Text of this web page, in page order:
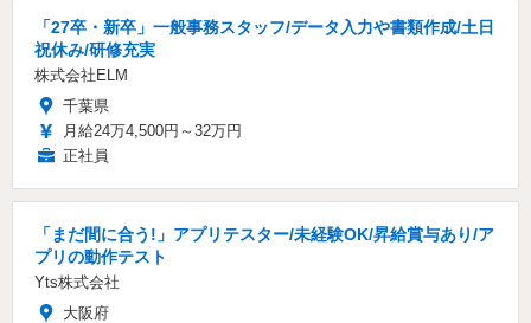
「27卒・新卒」一般事務スタッフ/データ入力や書類作成/土日
祝休み/研修充実
株式会社ELM
千葉県
月給24万4,500円～32万円
正社員
「まだ間に合う!」アプリテスター/未経験OK/昇給賞与あり/ア
プリの動作テスト
Yts株式会社
大阪府